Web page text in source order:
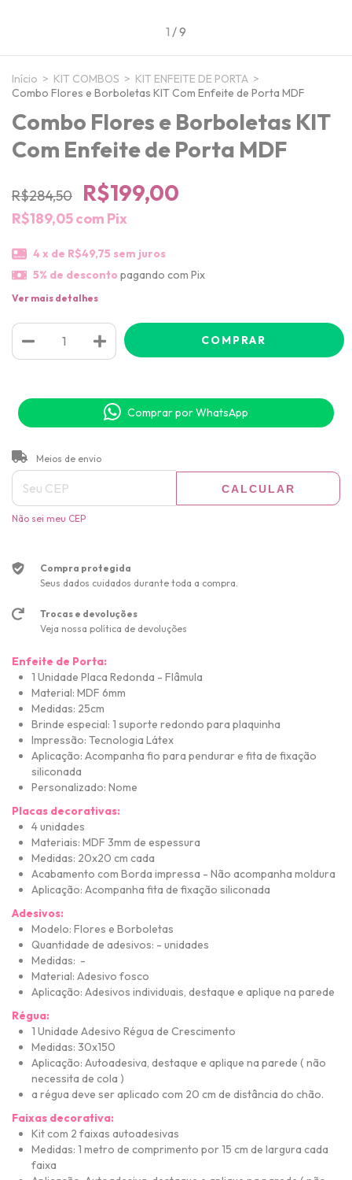
1 /9
Início > KIT COMBOS > KIT ENFEITE DE PORTA >
Combo Flores e Borboletas KIT Com Enfeite de Porta MDF
Combo Flores e Borboletas KIT
Com Enfeite de Porta MDF
R$284,50 R$199,00
R$189,05com Pix
4x de R$49,75 sem juros
5% de desconto pagando com Pix
Ver mais detalhes
Comprar por WhatsApp
Entregas para o CEP:
Meios de envio
CALCULAR
Não sei meu CEP
Compra protegida
Seus dados cuidados durante toda a compra.
Trocas e devoluções
Veja nossa política de devoluções
Enfeite de Porta:
1 Unidade Placa Redonda - Flâmula
Material: MDF 6mm
Medidas: 25cm
Brinde especial: 1 suporte redondo para plaquinha
Impressão: Tecnologia Látex
Aplicação: Acompanha fio para pendurar e fita de fixação
siliconada
Personalizado: Nome
Placas decorativas:
4 unidades
Materiais: MDF 3mm de espessura
Medidas: 20x20 cm cada
Acabamento com Borda impressa - Não acompanha moldura
Aplicação: Acompanha fita de fixação siliconada
Adesivos:
Modelo: Flores e Borboletas
Quantidade de adesivos: - unidades
Medidas: -
Material: Adesivo fosco
Aplicação: Adesivos individuais, destaque e aplique na parede
Régua:
1 Unidade Adesivo Régua de Crescimento
Medidas: 30x150
Aplicação: Autoadesiva, destaque e aplique na parede ( não
necessita de cola )
a régua deve ser aplicado com 20 cm de distância do chão.
Faixas decorativa:
Kit com 2 faixas autoadesivas
Medidas: 1 metro de comprimento por 15 cm de largura cada
faixa